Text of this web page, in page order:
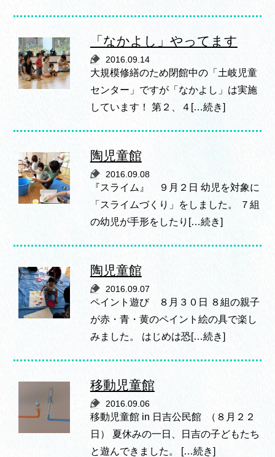
「なかよし」やってます
2016.09.14
大規模修繕のため閉館中の「土岐児童
センター」ですが「なかよし」は実施
しています！ 第２、４[…続き]
陶児童館
2016.09.08
『スライム』 ９月２日 幼児を対象に
「スライムづくり」をしました。 ７組
の幼児が手形をしたり[…続き]
陶児童館
2016.09.07
ペイント遊び ８月３０日 ８組の親子
が赤・青・黄のペイント絵の具で楽し
みました。 はじめは恐[…続き]
移動児童館
2016.09.06
移動児童館 in 日吉公民館 （８月２２
日） 夏休みの一日、日吉の子どもたち
と遊んできました。 […続き]